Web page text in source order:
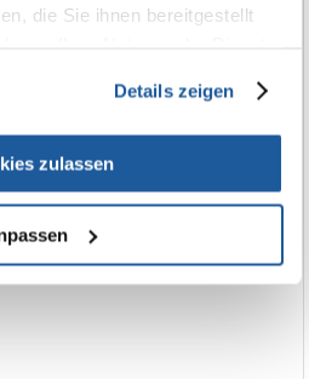
die Sie ihnen bereitgestellt
Details zeigen
zulassen